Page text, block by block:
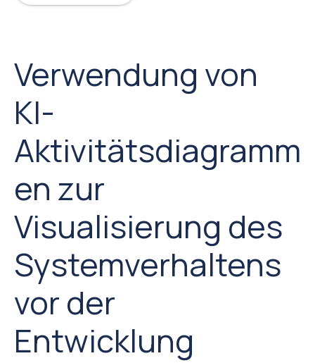
Verwendung von
KI-
Aktivitätsdiagramm
en zur
Visualisierung des
Systemverhaltens
vor der
Entwicklung